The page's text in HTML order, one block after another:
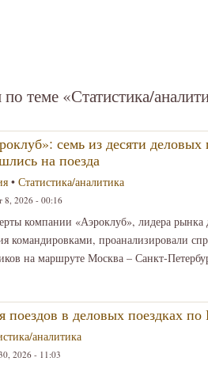
теме «Статистика/
семь из десяти
на поезда
• Статистика/аналитика
8, 2026 - 00:16
компании «Аэроклуб», лидера рынка
командировками, проанализировали
на маршруте Москва – Санкт-
поездов в деловых поездках
аналитика
2026 - 11:03